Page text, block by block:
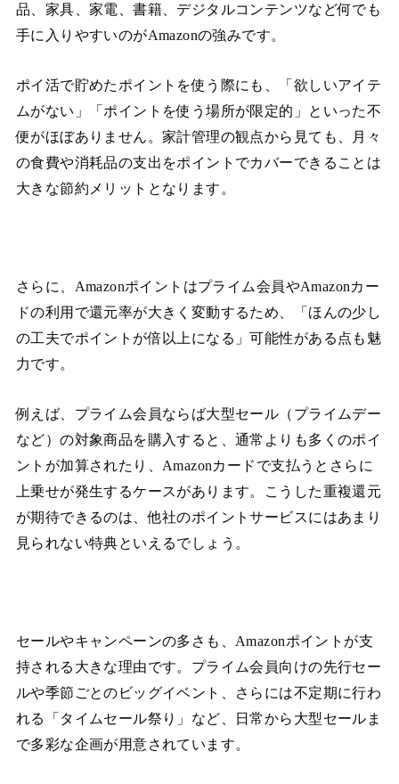
品、家具、家電、書籍、デジタルコンテンツなど何でも
手に入りやすいのがAmazonの強みです。
ポイ活で貯めたポイントを使う際にも、「欲しいアイテ
ムがない」「ポイントを使う場所が限定的」といった不
便がほぼありません。家計管理の観点から見ても、月々
の食費や消耗品の支出をポイントでカバーできることは
大きな節約メリットとなります。
さらに、Amazonポイントはプライム会員やAmazonカー
ドの利用で還元率が大きく変動するため、「ほんの少し
の工夫でポイントが倍以上になる」可能性がある点も魅
力です。
例えば、プライム会員ならば大型セール（プライムデー
など）の対象商品を購入すると、通常よりも多くのポイ
ントが加算されたり、Amazonカードで支払うとさらに
上乗せが発生するケースがあります。こうした重複還元
が期待できるのは、他社のポイントサービスにはあまり
見られない特典といえるでしょう。
セールやキャンペーンの多さも、Amazonポイントが支
持される大きな理由です。プライム会員向けの先行セー
ルや季節ごとのビッグイベント、さらには不定期に行わ
れる「タイムセール祭り」など、日常から大型セールま
で多彩な企画が用意されています。